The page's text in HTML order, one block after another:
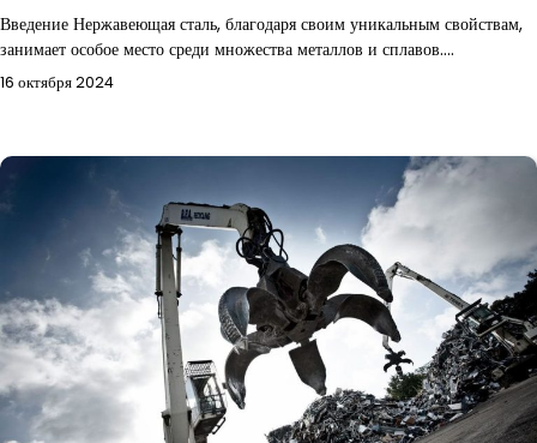
Введение Нержавеющая сталь, благодаря своим уникальным свойствам,
занимает особое место среди множества металлов и сплавов.…
16 октября 2024